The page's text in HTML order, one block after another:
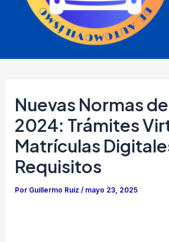
Nuevas Normas
2024: Trámites
Matrículas
Requisitos
Por Guillermo Ruiz/ mayo 23, 2025